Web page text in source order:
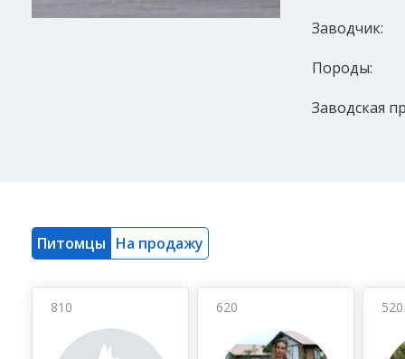
Заводчик:
Породы:
Заводская
Питомцы На продажу
810 620 520